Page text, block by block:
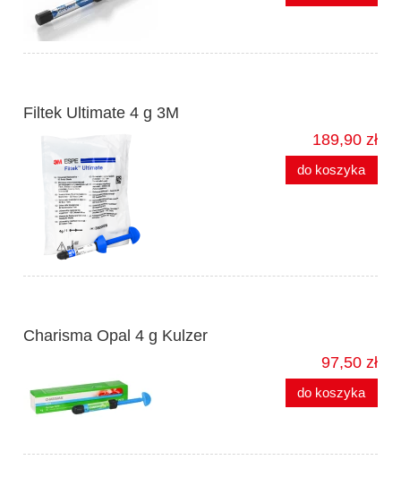
Filtek Ultimate 4 g 3M
189,90 zł
do koszyka
Charisma Opal 4 g Kulzer
97,50 zł
do koszyka